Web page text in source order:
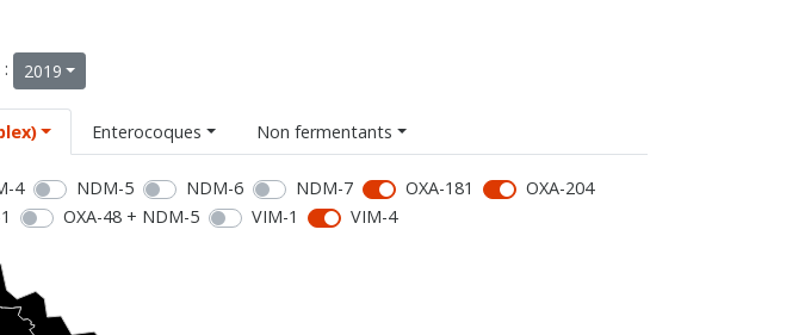
2019
Enterocoques Non fermentants
4 NDM-5 NDM-6 NDM-7 OXA-181
OXA-204
OXA-48 + NDM-5 VIM-1 VIM-4